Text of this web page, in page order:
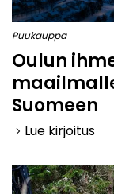
Puukauppa
Oulun
Suomeen
keyboard_arrow_right Lue kirjoitus